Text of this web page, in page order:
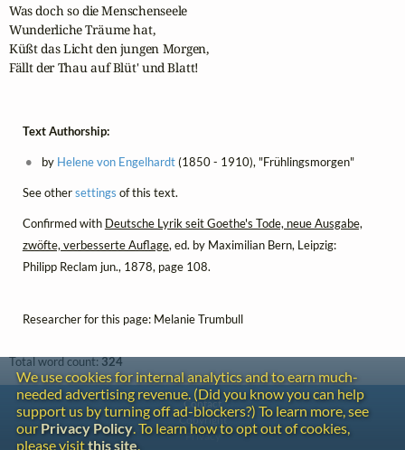
Was doch so die Menschenseele
Wunderliche Träume hat,
Küßt das Licht den jungen Morgen,
Fällt der Thau auf Blüt' und Blatt!
Text Authorship:
by Helene von Engelhardt(1850 - 1910), "Frühlingsmorgen"
See othersettings of this text.
Confirmed with Deutsche Lyrik seit Goethe's Tode, neue Ausgabe,
zwöfte, verbesserte Auflage, ed. by Maximilian Bern, Leipzig:
Philipp Reclam jun., 1878, page 108.
Researcher for this page: Melanie Trumbull
Total word count:324
We use cookies for internal analytics and to earn much-
needed advertising revenue. (Did you know you can help
support us by turning off ad-blockers?) To learn more, see
our Privacy Policy. To learn how to opt out of cookies,
please visitthis site.
Contact
Copyright
Privacy